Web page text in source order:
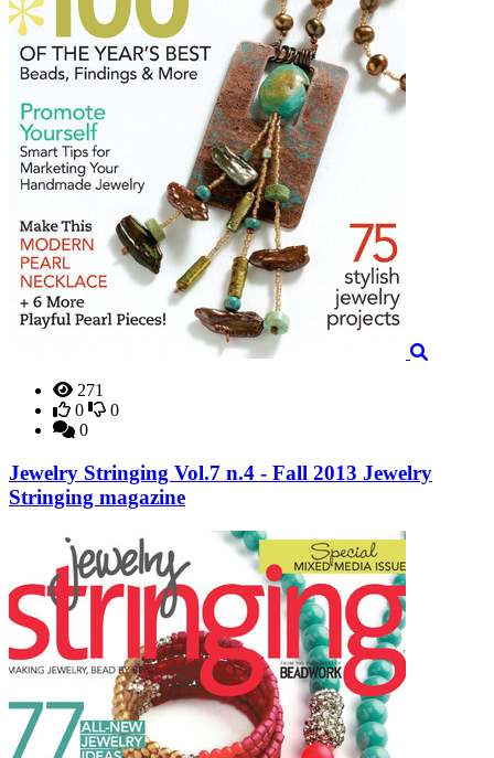
271
0
0
0
Jewelry Stringing Vol.7 n.4 - Fall 2013 Jewelry
Stringing magazine